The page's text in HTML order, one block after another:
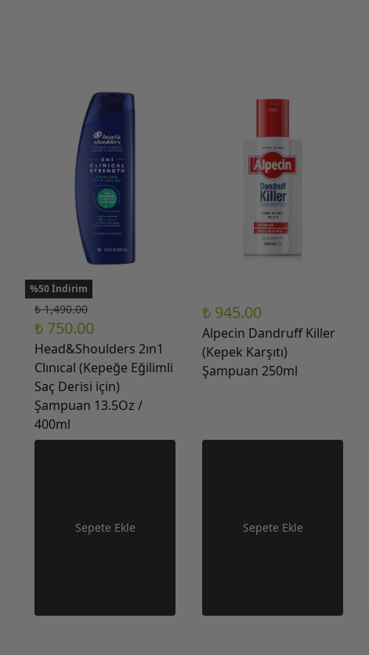
%50 İndirim
₺ 1,490.00
₺ 750.00
Head&Shoulders 2ın1
Clınıcal (Kepeğe Eğilimli
Saç Derisi için)
Şampuan 13.5Oz /
400ml
Sepete Ekle
₺ 945.00
Alpecin Dandruff Killer
(Kepek Karşıtı)
Şampuan 250ml
Sepete Ekle